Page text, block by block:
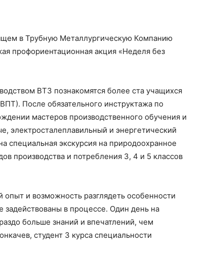
в Трубную Металлургическую Компанию
профориентационная акция «Неделя без
ВТЗ познакомятся более ста учащихся
После обязательного инструктажа по
мастеров производственного обучения и
электросталеплавильный и энергетический
специальная экскурсия на природоохранное
производства и потребления 3, 4 и 5 классов
и возможность разглядеть особенности
в процессе. Один день на
больше знаний и впечатлений, чем
студент 3 курса специальности